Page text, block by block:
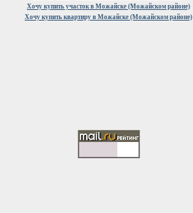
Хочу купить участок в Можайске (Можайском районе)
Хочу купить квартиру в Можайске (Можайском районе)